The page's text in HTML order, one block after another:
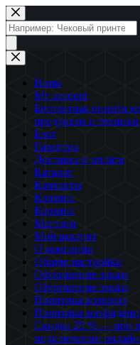
Перейти
к
сути
Поиск
товаров
Home
My account
Бесплатная онлайн
продуктам и
Блог
Гарантия
Доставка и оплата
Каталог
Контакты
Корзина
Корзина
Магазин
Мой аккаунт
О компании
Общие настройки
Оформление заказа
Оформление заказа
Политика возврата
Политика
Скидка 25 % — при
подключении